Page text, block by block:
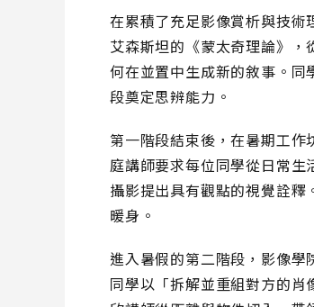
在累積了充足影像賞析與技術
艾森斯坦的《蒙太奇理論》
何在並置中生成新的敘事。
段奠定思辨能力。
第一階段結束後，在暑期工
庭講師要求每位同學從日常
攝影提出具有觀點的視覺詮
暖身。
進入暑假的第二階段，影像
同學以「拆解並重組對方的